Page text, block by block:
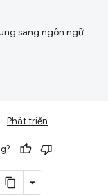
sang ngôn ngữ
Phát triển